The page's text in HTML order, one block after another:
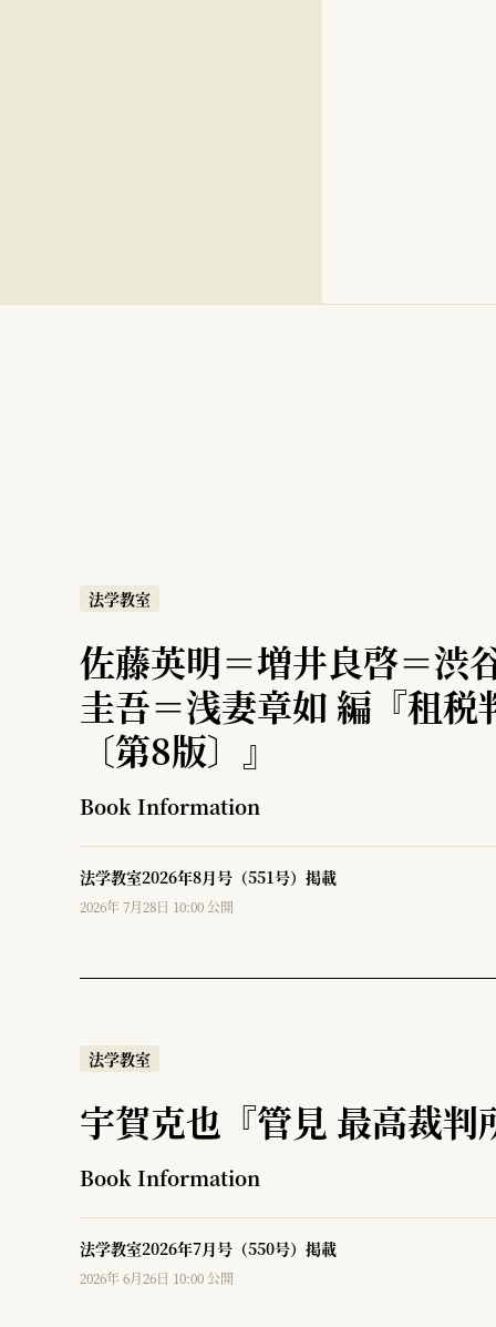
法学教室
佐藤英明＝増井良啓＝
圭吾＝浅妻章如 編『租税
〔第8版〕』
Book Information
法学教室2026年8月号（551号）掲載
2026年 7月28日 10:00 公開
法学教室
宇賀克也『管見 最高裁判
Book Information
法学教室2026年7月号（550号）掲載
2026年 6月26日 10:00 公開